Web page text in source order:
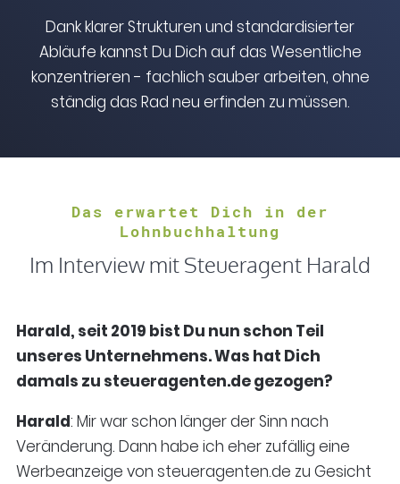
Dank klarer Strukturen und standardisierter
Abläufe kannst Du Dich auf das Wesentliche
konzentrieren - fachlich sauber arbeiten, ohne
ständig das Rad neu erfinden zu müssen.
Das erwartet Dich in der
Lohnbuchhaltung
Im Interview mit Steueragent Harald
Harald, seit 2019 bist Du nun schon Teil
unseres Unternehmens. Was hat Dich
damals zu steueragenten.de gezogen?
Harald: Mir war schon länger der Sinn nach
Veränderung. Dann habe ich eher zufällig eine
Werbeanzeige von steueragenten.de zu Gesicht